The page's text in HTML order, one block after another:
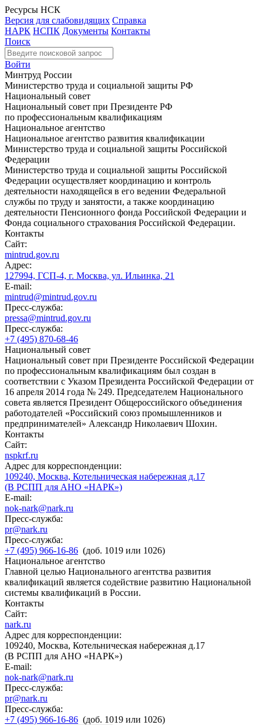
Ресурсы НСК
Версия для слабовидящих Справка
НАРК НСПК Документы Контакты
Поиск
Войти
Минтруд России
Министерство труда и социальной защиты РФ
Национальный совет
Национальный совет при Президенте РФ
по профессиональным квалификациям
Национальное агентство
Национальное агентство развития квалификации
Министерство труда и социальной защиты Российской
Федерации
Министерство труда и социальной защиты Российской
Федерации осуществляет координацию и контроль
деятельности находящейся в его ведении Федеральной
службы по труду и занятости, а также координацию
деятельности Пенсионного фонда Российской Федерации и
Фонда социального страхования Российской Федерации.
Контакты
Сайт:
mintrud.gov.ru
Адрес:
127994, ГСП-4, г. Москва, ул. Ильинка, 21
E-mail:
mintrud@mintrud.gov.ru
Пресс-служба:
pressa@mintrud.gov.ru
Пресс-служба:
+7 (495) 870-68-46
Национальный совет
Национальный совет при Президенте Российской Федерации
по профессиональным квалификациям был создан в
соответствии с Указом Президента Российской Федерации от
16 апреля 2014 года № 249. Председателем Национального
совета является Президент Общероссийского объединения
работодателей «Российский союз промышленников и
предпринимателей» Александр Николаевич Шохин.
Контакты
Сайт:
nspkrf.ru
Адрес для корреспонденции:
109240, Москва, Котельническая набережная д.17
(В РСПП для АНО «НАРК»)
E-mail:
nok-nark@nark.ru
Пресс-служба:
pr@nark.ru
Пресс-служба:
+7 (495) 966-16-86 (доб. 1019 или 1026)
Национальное агентство
Главной целью Национального агентства развития
квалификаций является содействие развитию Национальной
системы квалификаций в России.
Контакты
Сайт:
nark.ru
Адрес для корреспонденции:
109240, Москва, Котельническая набережная д.17
(В РСПП для АНО «НАРК»)
E-mail:
nok-nark@nark.ru
Пресс-служба:
pr@nark.ru
Пресс-служба:
+7 (495) 966-16-86 (доб. 1019 или 1026)